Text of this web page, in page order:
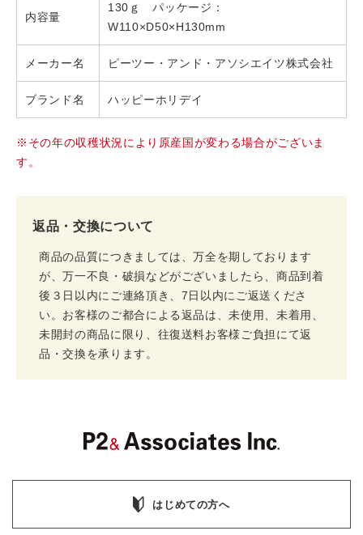
内容量
130ｇ パッケージ：
W110×D50×H130mm
メーカー名 ピーツー・アンド・アソシエイツ株式会社
ブランド名 ハッピーホリデイ
※その年の収穫状況により原産国が変わる場合がございま
す。
返品・交換について
商品の品質につきましては、万全を期しております
が、万一不良・破損などがございましたら、商品到着
後３日以内にご連絡頂き、7日以内にご返送くださ
い。お客様のご都合による返品は、未使用、未着用、
未開封の商品に限り、往復送料お客様ご負担にて返
品・交換を承ります。
はじめての方へ